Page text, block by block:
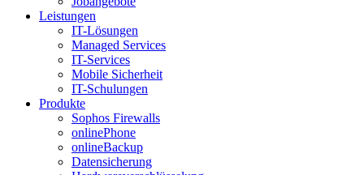
Leistungen
IT-Lösungen
Managed Services
IT-Services
Mobile Sicherheit
IT-Schulungen
Produkte
Sophos Firewalls
onlinePhone
onlineBackup
Datensicherung